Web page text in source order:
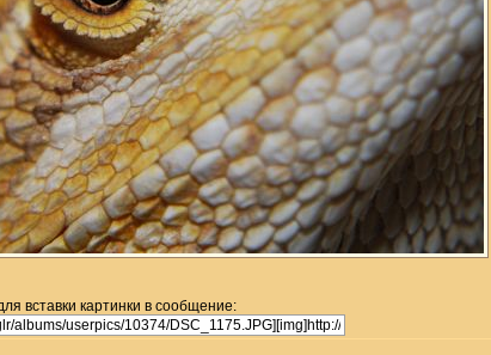
вставки картинки в сообщение: